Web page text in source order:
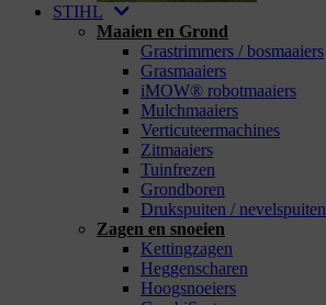
STIHL
Maaien en Grond
Grastrimmers / bosmaaiers
Grasmaaiers
iMOW® robotmaaiers
Mulchmaaiers
Verticuteermachines
Zitmaaiers
Tuinfrezen
Grondboren
Drukspuiten / nevelspuiten
Zagen en snoeien
Kettingzagen
Heggenscharen
Hoogsnoeiers